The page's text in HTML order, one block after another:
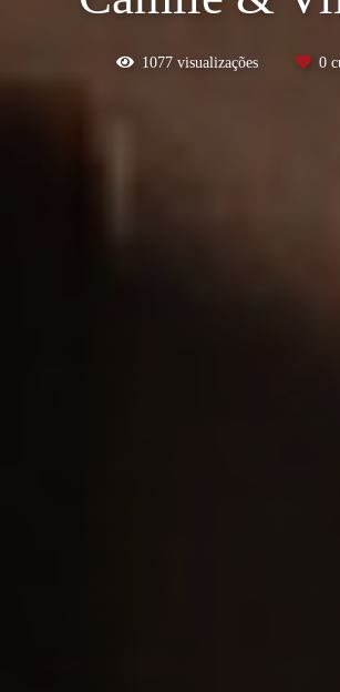
1077 visualizações 0